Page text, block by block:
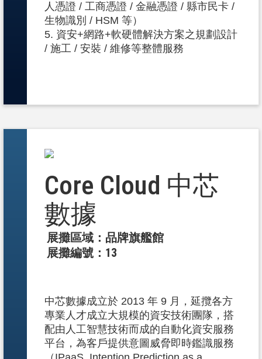
人憑證 / 工商憑證 / 金融憑證 / 縣市民卡 /
生物識別 / HSM 等）
5. 資安+網路+軟硬體解決方案之規劃設計
/ 施工 / 安裝 / 維修等整體服務
Core Cloud 中芯
數據
展攤區域：品牌旗艦館
展攤編號：13
中芯數據成立於 2013 年 9 月，延攬各方
專業人才成立大規模的資安技術團隊，搭
配由人工智慧技術而成的自動化資安服務
平台，為客戶提供意圖威脅即時鑑識服務